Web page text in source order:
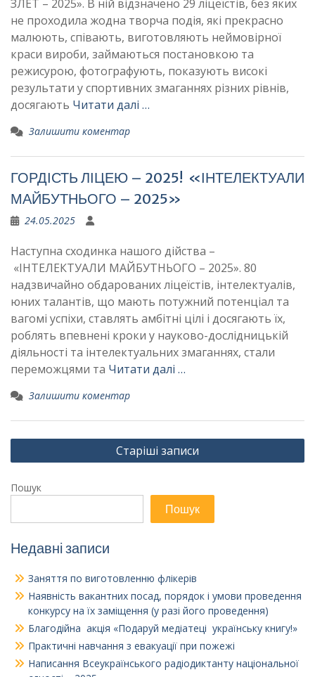
ЗЛЕТ – 2025». В ній відзначено 29 ліцеїстів, без яких
не проходила жодна творча подія, які прекрасно
малюють, співають, виготовляють неймовірної
краси вироби, займаються постановкою та
режисурою, фотографують, показують високі
результати у спортивних змаганнях різних рівнів,
досягають Читати далі …
Залишити коментар
ГОРДІСТЬ ЛІЦЕЮ – 2025! «ІНТЕЛЕКТУАЛИ
МАЙБУТНЬОГО – 2025»
24.05.2025
Наступна сходинка нашого дійства –
«ІНТЕЛЕКТУАЛИ МАЙБУТНЬОГО – 2025». 80
надзвичайно обдарованих ліцеїстів, інтелектуалів,
юних талантів, що мають потужний потенціал та
вагомі успіхи, ставлять амбітні цілі і досягають їх,
роблять впевнені кроки у науково-дослідницькій
діяльності та інтелектуальних змаганнях, стали
переможцями та Читати далі …
Залишити коментар
Навігація
за
записами
Старіші записи
Пошук
Пошук
Недавні записи
Заняття по виготовленню флікерів
Наявність вакантних посад, порядок і умови проведення
конкурсу на їх заміщення (у разі його проведення)
Благодійна акція «Подаруй медіатеці українську книгу!»
Практичні навчання з евакуації при пожежі
Написання Всеукраїнського радіодиктанту національної